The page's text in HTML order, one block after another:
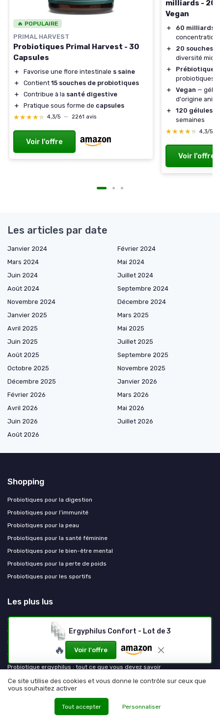
🔥 POPULAIRE
PRIMAL HARVEST
Probiotiques Primal Harvest - 30
Capsules
＋ Favorise une flore intestinale s saine
＋
Contient 15 souches de probiotiques
＋
Contribue à la santé digestive
＋
Pratique sous forme de capsules
★★★★★
★★★★★ 4,3/5 — 2261 avis
Voir l'offre
milliards - 20
Vegan
＋
60 milliards
concentration
＋
20 souches
diversité
＋
Prébiotiques
probiotiques
＋
Vegan —
d'origine
＋
120 gélules
semaines
★★★★★
★★★★★ 4,3/5
Voir l'offre
Ergyphilus Confort - Lot de 3
🔥 Voir l'offre
Les articles par date
Janvier 2024
Février 2024
Mars 2024
Mai 2024
Juin 2024
Juillet 2024
Août 2024
Septembre 2024
Novembre 2024
Décembre 2024
Janvier 2025
Mars 2025
Avril 2025
Mai 2025
Juin 2025
Juillet 2025
Août 2025
Septembre 2025
Octobre 2025
Novembre 2025
Décembre 2025
Janvier 2026
Février 2026
Mars 2026
Avril 2026
Mai 2026
Juin 2026
Juillet 2026
Août 2026
Shopping
Probiotiques pour la digestion
Probiotiques pour l’immunité
Probiotiques pour la peau
Probiotiques pour la santé féminine
Probiotiques pour le bien-être mental
Probiotiques pour la perte de poids
Probiotiques pour les sportifs
Les plus lus
Quand prendre ses probiotiques : avant ou après les repas ?
Tout savoir sur l'akkermansia muciniphila probiotique pour une santé
intestinale optimale
Quels sont les effets secondaires potentiels de Lactibiane ?
Probiotique ergyphilus : tout ce que vous devez savoir
Permea regul : tout ce que vous devez savoir sur ce complément
alimentaire
Les derniers articles
Ce site utilise des cookies et vous donne le contrôle sur ceux que
vous souhaitez activer
Tout accepter Personnaliser